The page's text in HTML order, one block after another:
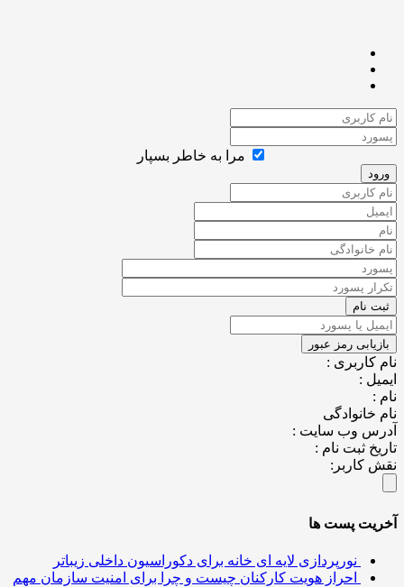
مرا به خاطر بسپار
:
:
وب سایت :
ثبت نام :
کاربر:
پست ها
نورپردازی لایه ای خانه برای دکوراسیون داخلی زیباتر
احراز هویت کارکنان چیست و چرا برای امنیت سازمان مهم